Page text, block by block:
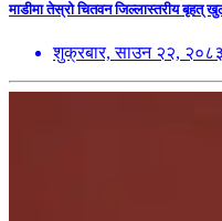
माडीमा तेस्रो चितवन जिल्लास्तरीय बृहत्
शुक्रबार, साउन २२, २०८३